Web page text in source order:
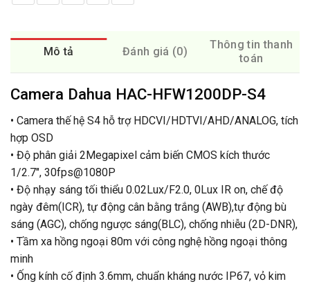
Mô tả Đánh giá (0)
Thông tin thanh
toán
Camera Dahua HAC-HFW1200DP-S4
• Camera thế hệ S4 hỗ trợ HDCVI/HDTVI/AHD/ANALOG, tích
hợp OSD
• Độ phân giải 2Megapixel cảm biến CMOS kích thước
1/2.7″, 30fps@1080P
• Độ nhạy sáng tối thiểu 0.02Lux/F2.0, 0Lux IR on, chế độ
ngày đêm(ICR), tự động cân bằng trắng (AWB),tự động bù
sáng (AGC), chống ngược sáng(BLC), chống nhiễu (2D-DNR),
• Tầm xa hồng ngoại 80m với công nghệ hồng ngoại thông
minh
• Ống kính cố định 3.6mm, chuẩn kháng nước IP67, vỏ kim